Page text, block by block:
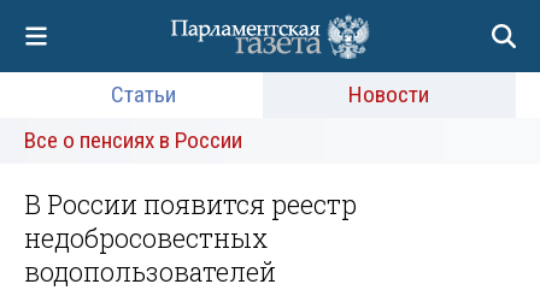
Статьи
Новости
Все о пенсиях в России
В России появится реестр
недобросовестных
водопользователей